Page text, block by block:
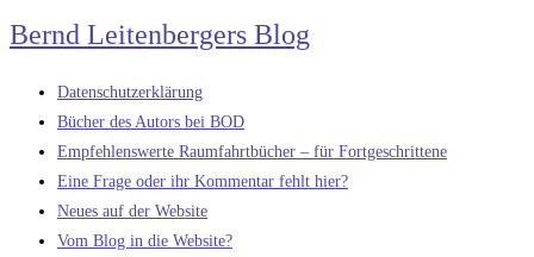
Zum
Inhalt
springen
Bernd Leitenbergers Blog
Datenschutzerklärung
Bücher des Autors bei BOD
Empfehlenswerte Raumfahrtbücher – für Fortgeschrittene
Eine Frage oder ihr Kommentar fehlt hier?
Neues auf der Website
Vom Blog in die Website?